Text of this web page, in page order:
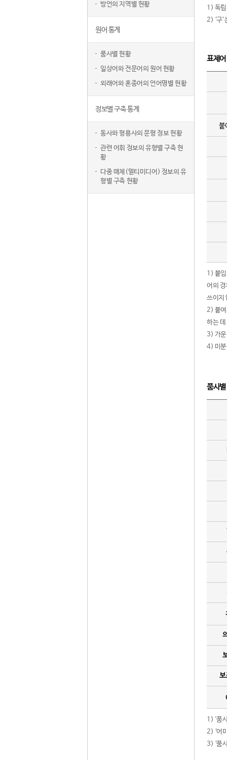
방언의 지역별 현황
원어 통계
품사별 현황
일상어와 전문어의 원어 현황
외래어와 혼종어의 언어명별 현황
정보별 구축 통계
동사와 형용사의 문형 정보 현황
관련 어휘 정보의 유형별 구축 현
황
다중 매체(멀티미디어) 정보의 유
형별 구축 현황
1) 독립
2) ‘구
표제
붙
1) 붙
어의
쓰이지
2) 붙여
하는
3) 가운
4) 미분
품사
보
1) '품
2) ‘어
3) ‘품